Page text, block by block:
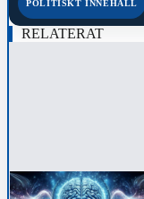
POLITISKT INNEHÅLL
RELATERAT